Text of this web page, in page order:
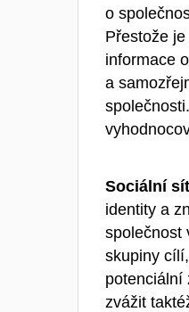
o
Přestože
informace
a
Sociální
identity a
společnost
skupiny
potenciální
zvážit